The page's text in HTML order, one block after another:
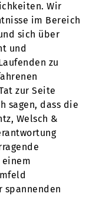
Wir
im Bereich
sich über
und
zu
zur Seite
sagen, dass die
Welsch &
spannenden